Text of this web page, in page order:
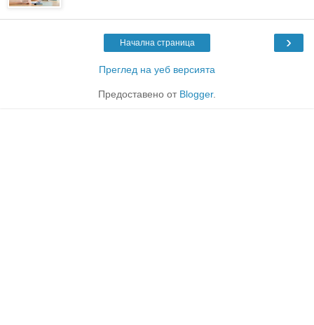
›
Начална страница
Преглед на уеб версията
Предоставено от Blogger.